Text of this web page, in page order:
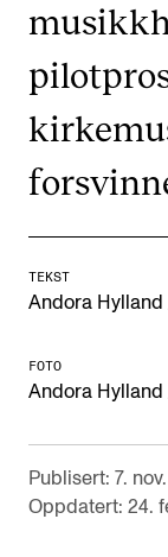
CREMAH
Prosjekter
Publikasjoner
Utveksling
Internasjonal
Nettverk
AKTUELT
TEKST
Andora
FOTO
Andora
Publisert: 7.
Oppdatert: 24.